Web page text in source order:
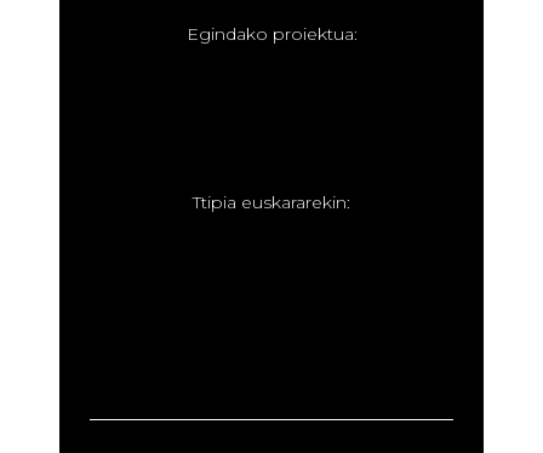
Egindako proiektua:
Ttipia euskararekin: